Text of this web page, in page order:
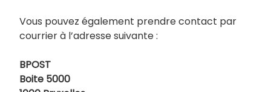
Vous pouvez également prendre contact par
courrier à l’adresse suivante :
BPOST
Boite 5000